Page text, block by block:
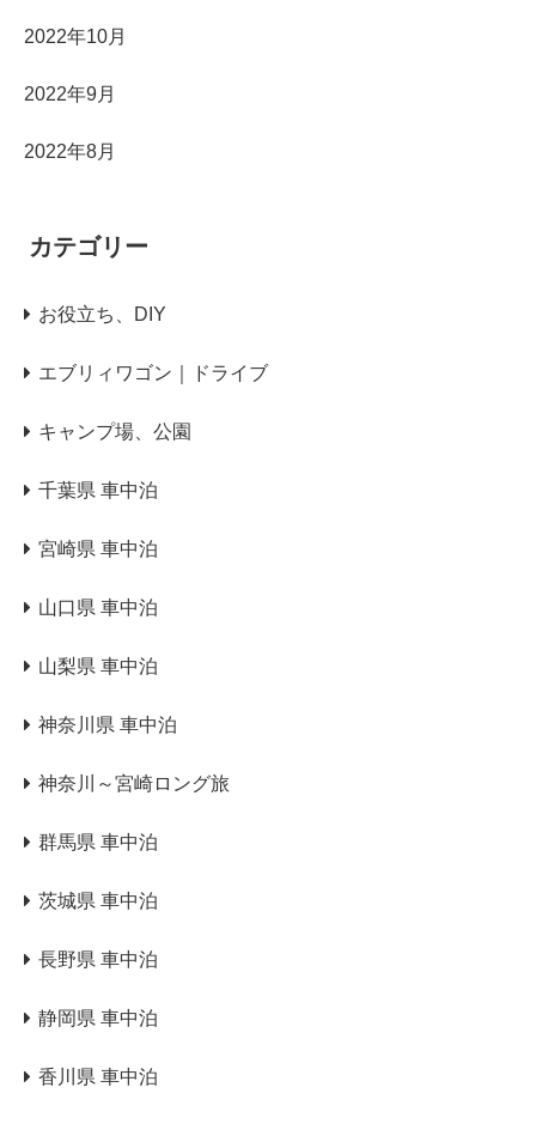
2022年10月
2022年9月
2022年8月
カテゴリー
お役立ち、DIY
エブリィワゴン｜ドライブ
キャンプ場、公園
千葉県 車中泊
宮崎県 車中泊
山口県 車中泊
山梨県 車中泊
神奈川県 車中泊
神奈川～宮崎ロング旅
群馬県 車中泊
茨城県 車中泊
長野県 車中泊
静岡県 車中泊
香川県 車中泊